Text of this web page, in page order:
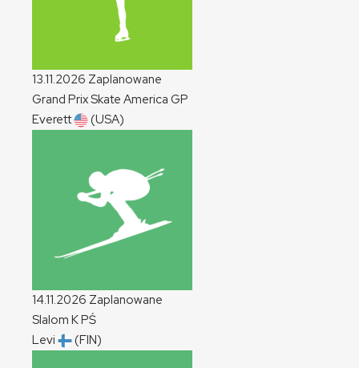
13.11.2026 Zaplanowane
Grand Prix Skate America GP
Everett
(USA)
14.11.2026 Zaplanowane
Slalom KPŚ
Levi
(FIN)